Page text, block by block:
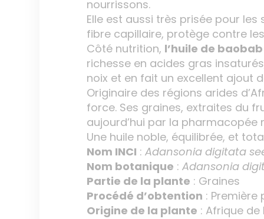
nourrissons.
Elle est aussi très prisée pour
fibre capillaire, protège contre
Côté nutrition, l’huile de baobab
richesse en acides gras
noix et en fait un excellent ajout
Originaire des régions arides
force. Ses graines, extraites du
aujourd’hui par la
Une huile noble, équilibrée, et
Nom INCI :Adansonia digitata
Nom botanique :Adansonia
Partie de la plante : Graines
Procédé d’obtention : Première
Origine de la plante : Afrique de